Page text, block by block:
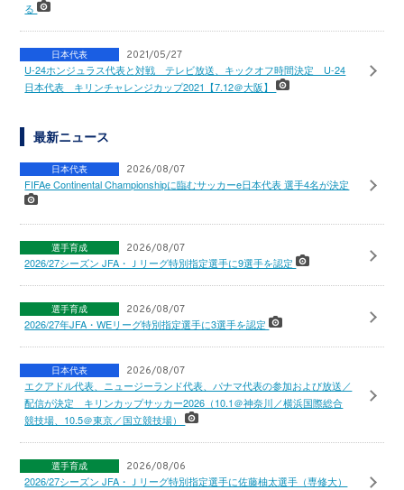
る
日本代表 2021/05/27
U-24ホンジュラス代表と対戦 テレビ放送、キックオフ時間決定 U-24
日本代表 キリンチャレンジカップ2021【7.12＠大阪】
最新ニュース
日本代表 2026/08/07
FIFAe Continental Championshipに臨むサッカーe日本代表 選手4名が決定
選手育成 2026/08/07
2026/27シーズン JFA・Ｊリーグ特別指定選手に9選手を認定
選手育成 2026/08/07
2026/27年JFA・WEリーグ特別指定選手に3選手を認定
日本代表 2026/08/07
エクアドル代表、ニュージーランド代表、パナマ代表の参加および放送／
配信が決定 キリンカップサッカー2026（10.1＠神奈川／横浜国際総合
競技場、10.5＠東京／国立競技場）
選手育成 2026/08/06
2026/27シーズン JFA・Ｊリーグ特別指定選手に佐藤柚太選手（専修大）